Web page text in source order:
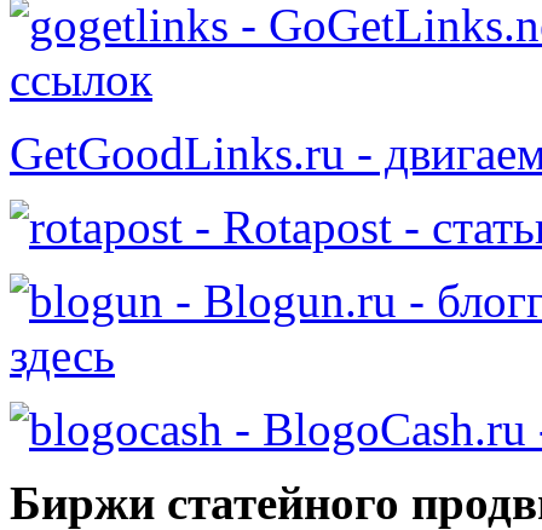
-
ссылок
GetGoodLinks.ru -
- Rotapost -
- Blogun.ru -
здесь
- BlogoCash.ru
Биржи статейного